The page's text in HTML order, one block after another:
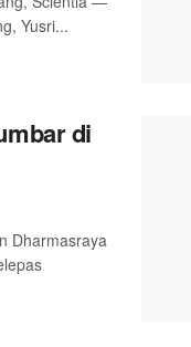
Yusri...
di
Dharmasraya